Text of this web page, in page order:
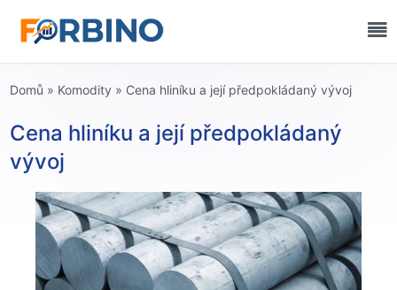
Domů » Komodity » Cena hliníku a její předpokládaný vývoj
Cena hliníku a její předpokládaný
vývoj